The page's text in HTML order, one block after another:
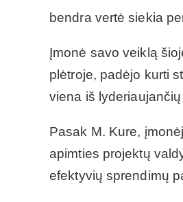
bendra vertė siekia
Įmonė savo veiklą
plėtroje, padėjo kurti
viena iš
Pasak M. Kure,
apimties projektų
efektyvių sprendimų